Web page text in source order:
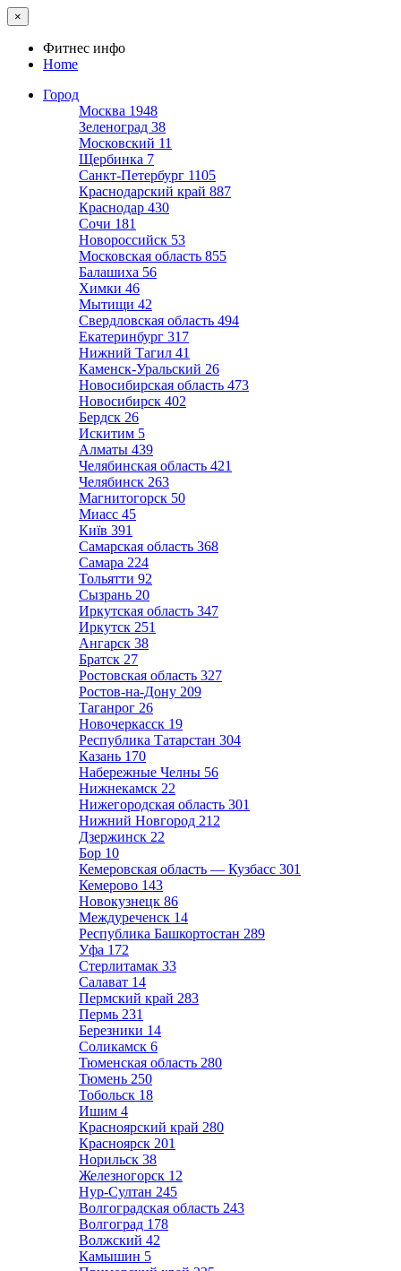
×
Фитнес инфо
Home
Город
Москва 1948
Зеленоград 38
Московский 11
Щербинка 7
Санкт-Петербург 1105
Краснодарский край 887
Краснодар 430
Сочи 181
Новороссийск 53
Московская область 855
Балашиха 56
Химки 46
Мытищи 42
Свердловская область 494
Екатеринбург 317
Нижний Тагил 41
Каменск-Уральский 26
Новосибирская область 473
Новосибирск 402
Бердск 26
Искитим 5
Алматы 439
Челябинская область 421
Челябинск 263
Магнитогорск 50
Миасс 45
Київ 391
Самарская область 368
Самара 224
Тольятти 92
Сызрань 20
Иркутская область 347
Иркутск 251
Ангарск 38
Братск 27
Ростовская область 327
Ростов-на-Дону 209
Таганрог 26
Новочеркасск 19
Республика Татарстан 304
Казань 170
Набережные Челны 56
Нижнекамск 22
Нижегородская область 301
Нижний Новгород 212
Дзержинск 22
Бор 10
Кемеровская область — Кузбасс 301
Кемерово 143
Новокузнецк 86
Междуреченск 14
Республика Башкортостан 289
Уфа 172
Стерлитамак 33
Салават 14
Пермский край 283
Пермь 231
Березники 14
Соликамск 6
Тюменская область 280
Тюмень 250
Тобольск 18
Ишим 4
Красноярский край 280
Красноярск 201
Норильск 38
Железногорск 12
Нур-Султан 245
Волгоградская область 243
Волгоград 178
Волжский 42
Камышин 5